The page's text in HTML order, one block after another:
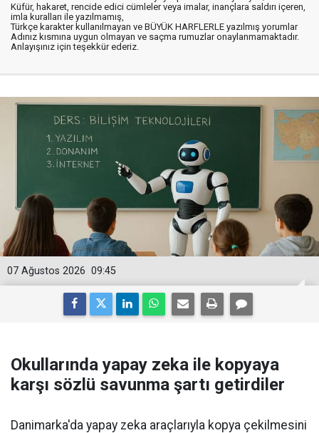
Küfür, hakaret, rencide edici cümleler veya imalar, inançlara saldırı içeren,
imla kuralları ile yazılmamış,
Türkçe karakter kullanılmayan ve BÜYÜK HARFLERLE yazılmış yorumlar
Adınız kısmına uygun olmayan ve saçma rumuzlar onaylanmamaktadır.
Anlayışınız için teşekkür ederiz.
09:45
07 Ağustos 2026
Okullarında yapay zeka ile kopyaya
karşı sözlü savunma şartı getirdiler
Danimarka'da yapay zeka araçlarıyla kopya çekilmesini